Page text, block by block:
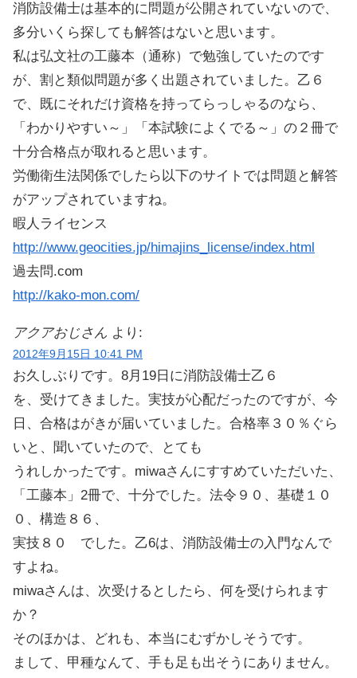
消防設備士は基本的に問題が公開されていないので、
多分いくら探しても解答はないと思います。
私は弘文社の工藤本（通称）で勉強していたのです
が、割と類似問題が多く出題されていました。乙６
で、既にそれだけ資格を持ってらっしゃるのなら、
「わかりやすい～」「本試験によくでる～」の２冊で
十分合格点が取れると思います。
労働衛生法関係でしたら以下のサイトでは問題と解答
がアップされていますね。
暇人ライセンス
http://www.geocities.jp/himajins_license/index.html
過去問.com
http://kako-mon.com/
アクアおじさん より:
2012年9月15日 10:41 PM
お久しぶりです。8月19日に消防設備士乙６
を、受けてきました。実技が心配だったのですが、今
日、合格はがきが届いていました。合格率３０％ぐら
いと、聞いていたので、とても
うれしかったです。miwaさんにすすめていただいた、
「工藤本」2冊で、十分でした。法令９０、基礎１０
０、構造８６、
実技８０ でした。乙6は、消防設備士の入門なんで
すよね。
miwaさんは、次受けるとしたら、何を受けられます
か？
そのほかは、どれも、本当にむずかしそうです。
まして、甲種なんて、手も足も出そうにありません。